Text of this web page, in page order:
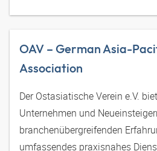
OAV – German Asia-
Association
Der Ostasiatische Verein e.V.
Unternehmen und
branchenübergreifenden
umfassendes praxisnahes